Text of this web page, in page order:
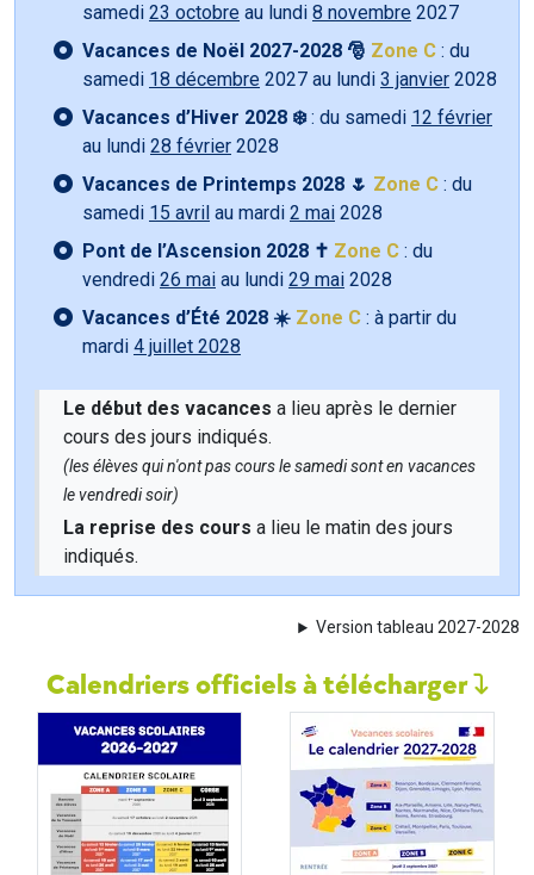
samedi 23 octobre au lundi 8 novembre 2027
Vacances de Noël 2027-2028 🎅 Zone C : du
samedi 18 décembre 2027 au lundi 3 janvier 2028
Vacances d’Hiver 2028 ❄️: du samedi 12 février
au lundi 28 février 2028
Vacances de Printemps 2028 🌷 Zone C : du
samedi 15 avril au mardi 2 mai 2028
Pont de l’Ascension 2028 ✝️ Zone C : du
vendredi 26 mai au lundi 29 mai 2028
Vacances d’Été 2028 ☀️ Zone C : à partir du
mardi 4 juillet 2028
Le début des vacances a lieu après le dernier
cours des jours indiqués.
(les élèves qui n'ont pas cours le samedi sont en vacances
le vendredi soir)
La reprise des cours a lieu le matin des jours
indiqués.
Version tableau 2027-2028
Calendriers officiels à télécharger